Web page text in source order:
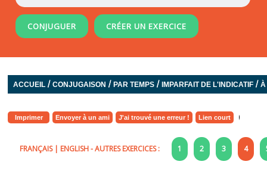
CONJUGUER CRÉER UN EXERCICE
ACCUEIL/ CONJUGAISON / PAR TEMPS/ IMPARFAIT DE L'INDICATIF/ À
Imprimer Envoyer à un ami J'ai trouvé une erreur ! Lien court
FRANÇAIS| ENGLISH- AUTRES EXERCICES : 1 2 3 4